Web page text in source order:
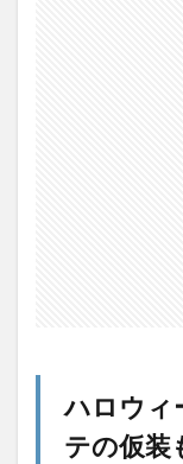
ハロウィ
テの仮装